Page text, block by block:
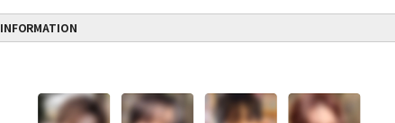
INFORMATION